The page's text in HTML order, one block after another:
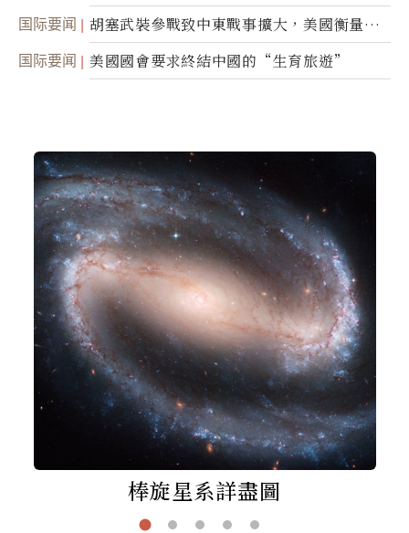
民權力度
国际要闻
胡塞武裝參戰致中東戰事擴大，美國衡量地
面入侵的可能性
国际要闻 美國國會要求終結中國的“生育旅遊”
棒旋星系詳盡圖